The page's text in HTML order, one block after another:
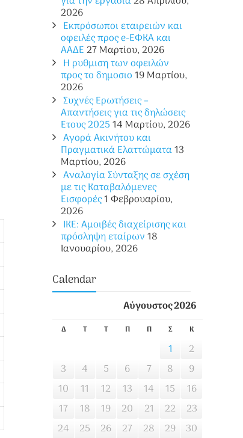
2026
Εκπρόσωποι εταιρειών και
οφειλές προς e-ΕΦΚΑ και
ΑΑΔΕ27 Μαρτίου, 2026
Η ρυθμιση των οφειλών
προς το δημοσιο19 Μαρτίου,
2026
Συχνές Ερωτήσεις –
Απαντήσεις για τις δηλώσεις
Ετους 202514 Μαρτίου, 2026
Αγορά Ακινήτου και
Πραγματικά Ελαττώματα13
Μαρτίου, 2026
Αναλογία Σύνταξης σε σχέση
με τις Καταβαλόμενες
Εισφορές1 Φεβρουαρίου,
2026
ΙΚΕ: Αμοιβές διαχείρισης και
πρόσληψη εταίρων18
Ιανουαρίου, 2026
Calendar
Αύγουστος 2026
Δ Τ Τ Π Π Σ Κ
1
2
3
4 5 6 7 8
9
10
11 12 13 14 15
16
17
18 19 20 21 22
23
24
25 26 27 28 29
30